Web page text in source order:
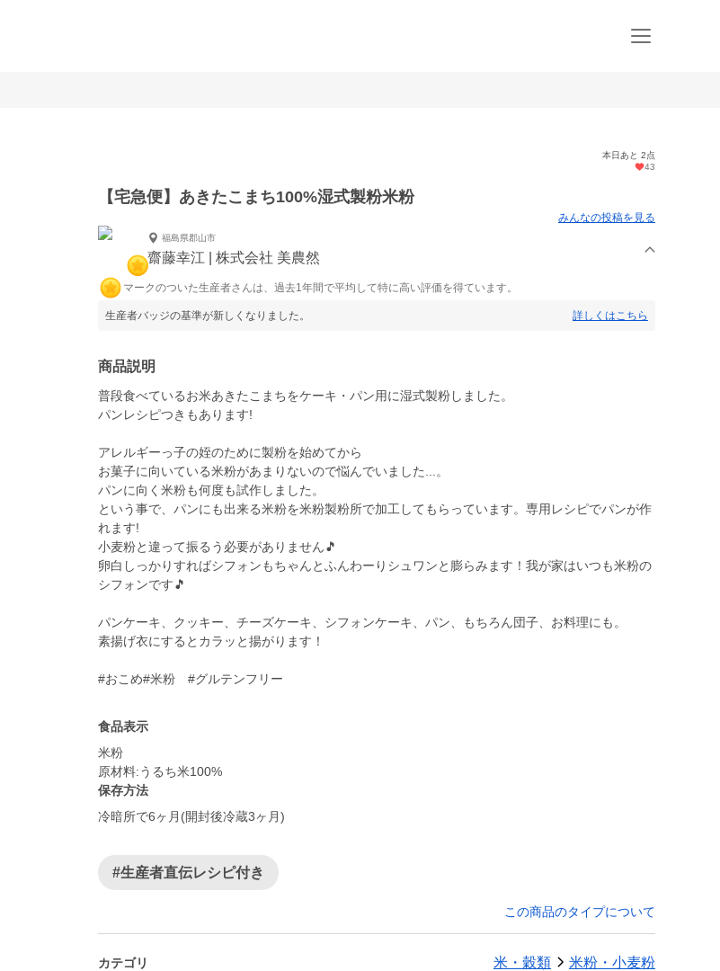
本日あと 2点
43
【宅急便】あきたこまち100%湿式製粉米粉
みんなの投稿を見る
福島県郡山市
齋藤幸江 | 株式会社 美農然
マークのついた生産者さんは、過去1年間で平均して特に高い評価を得ています。
生産者バッジの基準が新しくなりました。 詳しくはこちら
商品説明
普段食べているお米あきたこまちをケーキ・パン用に湿式製粉しました。
パンレシピつきもあります!
アレルギーっ子の姪のために製粉を始めてから
お菓子に向いている米粉があまりないので悩んでいました...。
パンに向く米粉も何度も試作しました。
という事で、パンにも出来る米粉を米粉製粉所で加工してもらっています。専用レシピでパンが作
れます!
小麦粉と違って振るう必要がありません🎵
卵白しっかりすればシフォンもちゃんとふんわーりシュワンと膨らみます！我が家はいつも米粉の
シフォンです🎵
パンケーキ、クッキー、チーズケーキ、シフォンケーキ、パン、もちろん団子、お料理にも。
素揚げ衣にするとカラッと揚がります！
#おこめ#米粉 #グルテンフリー
食品表示
米粉
原材料:うるち米100%
保存方法
冷暗所で6ヶ月(開封後冷蔵3ヶ月)
#生産者直伝レシピ付き
この商品のタイプについて
カテゴリ 米・穀類 米粉・小麦粉